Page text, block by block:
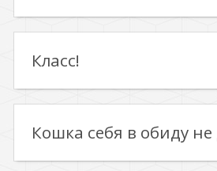
Класс!
Кошка себя в обиду не